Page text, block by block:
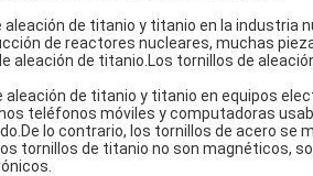
aleación de titanio y titanio en la industria
de reactores nucleares, muchas
aleación de titanio.Los tornillos de
aleación de titanio y titanio en equipos
teléfonos móviles y computadoras
lo contrario, los tornillos de acero
tornillos de titanio no son magnéticos,